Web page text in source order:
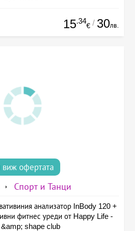
15.34
€ / 30лв.
виж офертата
Спорт и Танци
анализатор InBody 120 +
фитнес уреди от Happy Life -
shape club